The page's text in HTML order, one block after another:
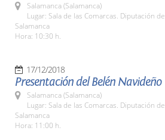
Salamanca (Salamanca)
Lugar: Sala de las Comarcas. Diputación de
Salamanca
Hora: 10:30 h.
17/12/2018
Presentación del Belén Navideño
Salamanca (Salamanca)
Lugar: Sala de las Comarcas. Diputación de
Salamanca
Hora: 11:00 h.